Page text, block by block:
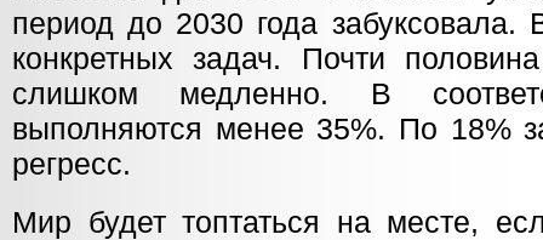
период до 2030 года забуксовала.
конкретных задач. Почти
слишком медленно. В
выполняются менее 35%. По 18%
регресс.
Мир будет топтаться на месте,